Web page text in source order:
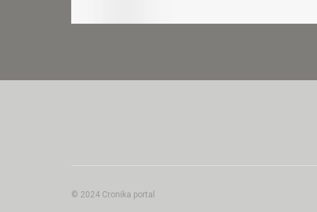
© 2024 Cronika portal